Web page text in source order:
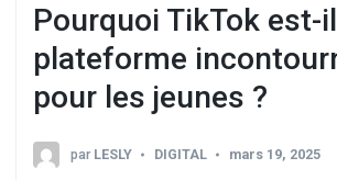
Pourquoi TikTok est-
plateforme
pour les jeunes ?
par LESLY DIGITAL mars 19, 2025